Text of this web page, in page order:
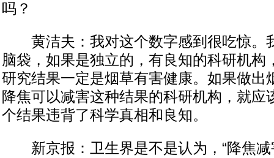
吗？
黄洁夫：我对这个数字感到很吃惊。
脑袋，如果是独立的，有良知的科研机构
研究结果一定是烟草有害健康。如果做出
降焦可以减害这种结果的科研机构，就应
个结果违背了科学真相和良知。
新京报：卫生界是不是认为，“降焦减